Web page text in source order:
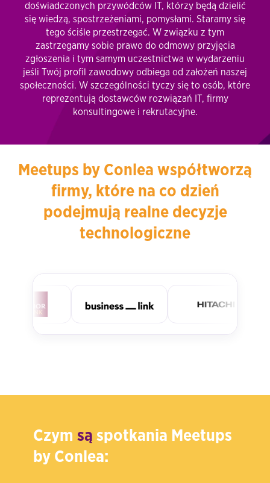
doświadczonych przywódców IT, którzy będą dzielić
się wiedzą, spostrzeżeniami, pomysłami. Staramy się
tego ściśle przestrzegać. W związku z tym
zastrzegamy sobie prawo do odmowy przyjęcia
zgłoszenia i tym samym uczestnictwa w wydarzeniu
jeśli Twój profil zawodowy odbiega od założeń naszej
społeczności. W szczególności tyczy się to osób, które
reprezentują dostawców rozwiązań IT, firmy
konsultingowe i rekrutacyjne.
Meetups by Conlea współtworzą
firmy, które na co dzień
podejmują realne decyzje
technologiczne
Czym są spotkania Meetups
by Conlea: